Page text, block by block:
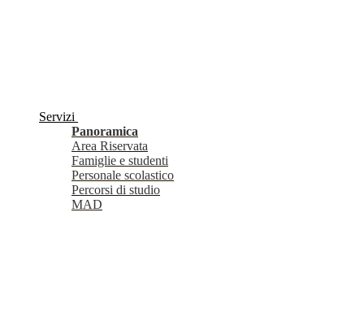
Servizi
Panoramica
Area Riservata
Famiglie e studenti
Personale scolastico
Percorsi di studio
MAD